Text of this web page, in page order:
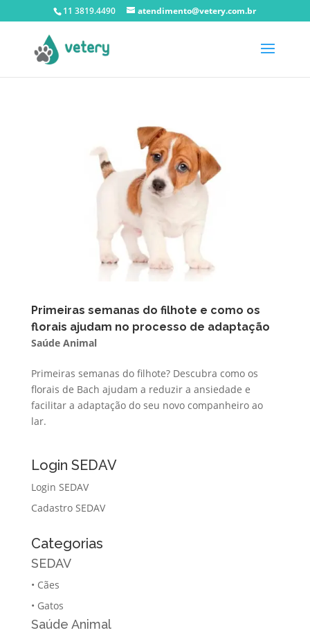
11 3819.4490 atendimento@vetery.com.br
Primeiras semanas do filhote e como os
florais ajudam no processo de adaptação
Saúde Animal
Primeiras semanas do filhote? Descubra como os
florais de Bach ajudam a reduzir a ansiedade e
facilitar a adaptação do seu novo companheiro ao
lar.
Login SEDAV
Login SEDAV
Cadastro SEDAV
Categorias
SEDAV
• Cães
• Gatos
Saúde Animal